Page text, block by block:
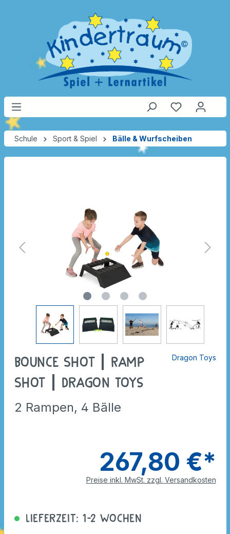
Schule Sport & Spiel Bälle & Wurfscheiben
Bounce Shot | Ramp
Shot | Dragon Toys
2 Rampen, 4 Bälle
Dragon Toys
267,80 €*
Preise inkl. MwSt. zzgl. Versandkosten
Lieferzeit: 1-2 Wochen